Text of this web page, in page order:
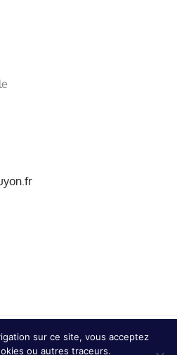
de Châtel-Guyon | Mentions
sur ce site, vous acceptez
ou autres traceurs.